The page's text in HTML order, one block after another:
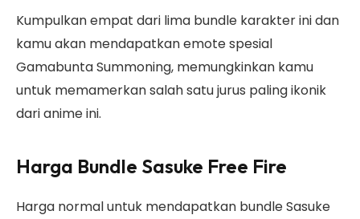
Kumpulkan empat dari lima bundle karakter ini dan
kamu akan mendapatkan emote spesial
Gamabunta Summoning, memungkinkan kamu
untuk memamerkan salah satu jurus paling ikonik
dari anime ini.
Harga Bundle Sasuke Free Fire
Harga normal untuk mendapatkan bundle Sasuke